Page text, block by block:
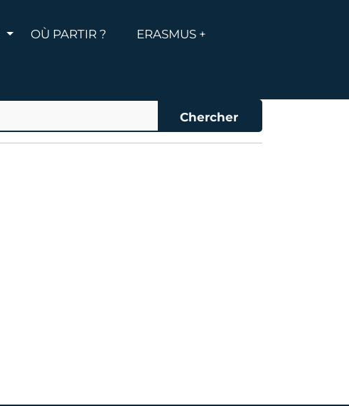
MENU
AFFICHER LE MENU
OÙ PARTIR ? ERASMUS +